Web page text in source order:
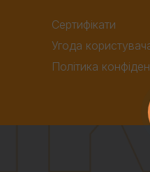
Сертифікати
Угода
Політика